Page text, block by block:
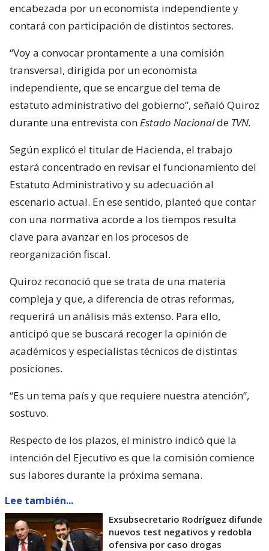
encabezada por un economista independiente y
contará con participación de distintos sectores.
“Voy a convocar prontamente a una comisión
transversal, dirigida por un economista
independiente, que se encargue del tema de
estatuto administrativo del gobierno”, señaló Quiroz
durante una entrevista con Estado Nacionalde TVN.
Según explicó el titular de Hacienda, el trabajo
estará concentrado en revisar el funcionamiento del
Estatuto Administrativo y su adecuación al
escenario actual. En ese sentido, planteó que contar
con una normativa acorde a los tiempos resulta
clave para avanzar en los procesos de
reorganización fiscal.
Quiroz reconoció que se trata de una materia
compleja y que, a diferencia de otras reformas,
requerirá un análisis más extenso. Para ello,
anticipó que se buscará recoger la opinión de
académicos y especialistas técnicos de distintas
posiciones.
“Es un tema país y que requiere nuestra atención”,
sostuvo.
Respecto de los plazos, el ministro indicó que la
intención del Ejecutivo es que la comisión comience
sus labores durante la próxima semana.
Lee también...
Exsubsecretario Rodríguez difunde
nuevos test negativos y redobla
ofensiva por caso drogas